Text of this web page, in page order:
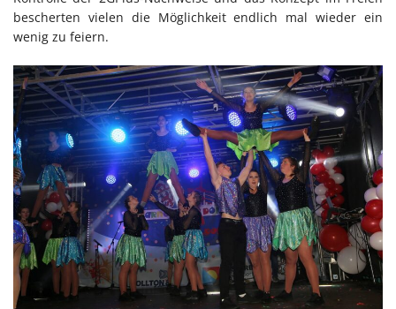
bescherten vielen die Möglichkeit endlich mal wieder ein
wenig zu feiern.